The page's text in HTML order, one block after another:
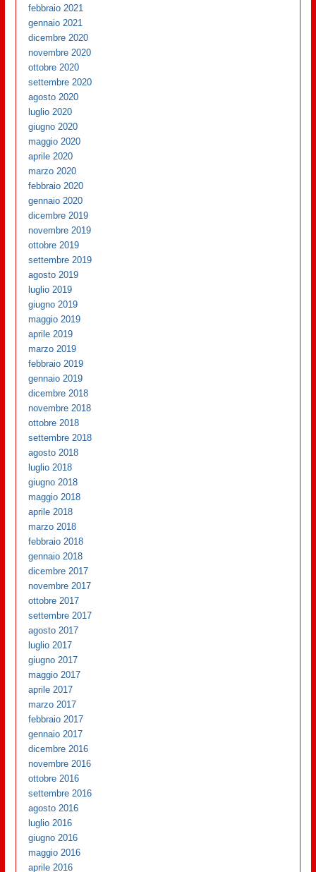
febbraio 2021
gennaio 2021
dicembre 2020
novembre 2020
ottobre 2020
settembre 2020
agosto 2020
luglio 2020
giugno 2020
maggio 2020
aprile 2020
marzo 2020
febbraio 2020
gennaio 2020
dicembre 2019
novembre 2019
ottobre 2019
settembre 2019
agosto 2019
luglio 2019
giugno 2019
maggio 2019
aprile 2019
marzo 2019
febbraio 2019
gennaio 2019
dicembre 2018
novembre 2018
ottobre 2018
settembre 2018
agosto 2018
luglio 2018
giugno 2018
maggio 2018
aprile 2018
marzo 2018
febbraio 2018
gennaio 2018
dicembre 2017
novembre 2017
ottobre 2017
settembre 2017
agosto 2017
luglio 2017
giugno 2017
maggio 2017
aprile 2017
marzo 2017
febbraio 2017
gennaio 2017
dicembre 2016
novembre 2016
ottobre 2016
settembre 2016
agosto 2016
luglio 2016
giugno 2016
maggio 2016
aprile 2016